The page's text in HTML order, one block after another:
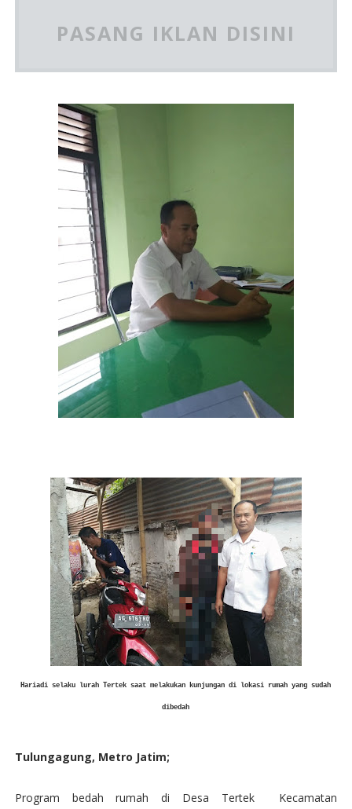
PASANG IKLAN DISINI
Hariadi selaku lurah Tertek saat melakukan kunjungan di lokasi rumah yang sudah
dibedah
Tulungagung, Metro Jatim;
Program bedah rumah di Desa Tertek Kecamatan